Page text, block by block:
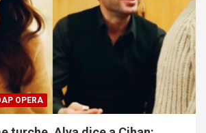
OPERA